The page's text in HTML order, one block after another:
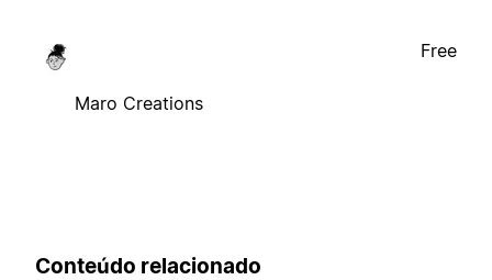
Maro Creations
Free
Conteúdo relacionado